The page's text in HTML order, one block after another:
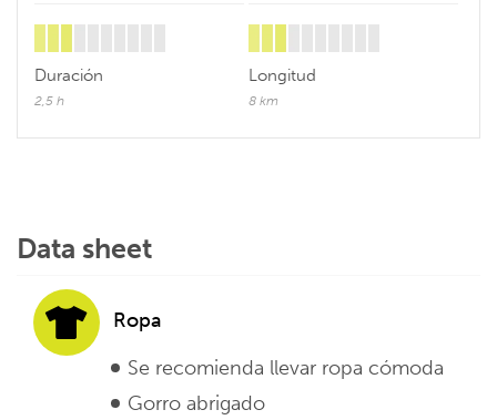
Duración
2,5 h
Longitud
8 km
Data sheet
Ropa
Se recomienda llevar ropa cómoda
Gorro abrigado